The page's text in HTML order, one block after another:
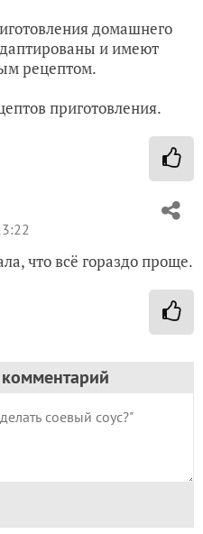
домашнего
и имеют
рецептом.
приготовления.
что всё гораздо проще.
комментарий